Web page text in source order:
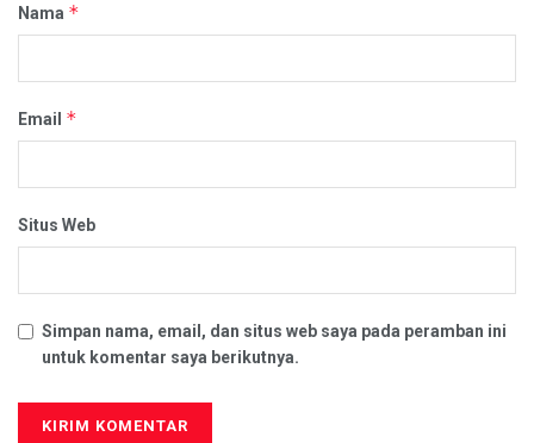
Nama *
Email *
Situs Web
Simpan nama, email, dan situs web saya pada peramban ini
untuk komentar saya berikutnya.